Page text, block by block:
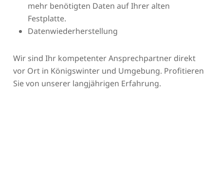
mehr benötigten Daten auf Ihrer alten
Festplatte.
Datenwiederherstellung
Wir sind Ihr kompetenter Ansprechpartner direkt
vor Ort in Königswinter und Umgebung. Profitieren
Sie von unserer langjährigen Erfahrung.